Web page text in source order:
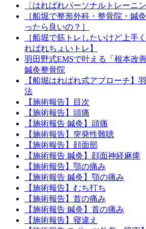
〔はればれパーソナルトレーニン
［船堀で整形外科・整骨院・鍼
ったら良いの？］
［船堀で筋トレしたいけど上手
ればれちょいトレ】
羽田野式EMSで叶える「根本改
鍼灸整骨院
【船堀はればれ式アプローチ】
法
【施術報告】目次
【施術報告】頭痛
【施術報告 鍼灸】頭痛
【施術報告】突発性難聴
【施術報告】顔面部
【施術報告 鍼灸】顔面神経麻痺
【施術報告】顎の痛み
【施術報告 鍼灸】顎の痛み
【施術報告】むち打ち
【施術報告】首の痛み
【施術報告 鍼灸】首の痛み
【施術報告】寝違え